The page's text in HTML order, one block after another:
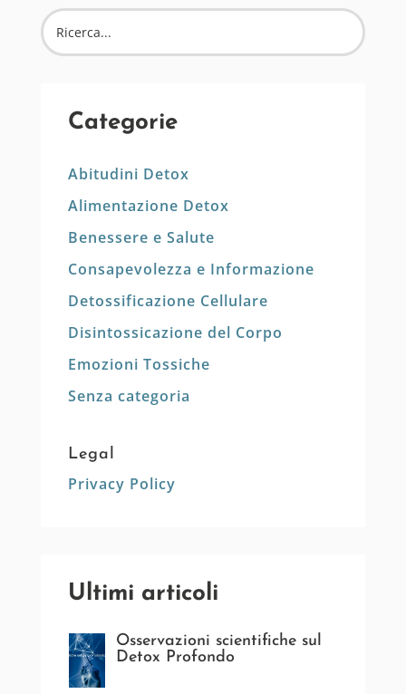
Categorie
Abitudini Detox
Alimentazione Detox
Benessere e Salute
Consapevolezza e Informazione
Detossificazione Cellulare
Disintossicazione del Corpo
Emozioni Tossiche
Senza categoria
Legal
Privacy Policy
Ultimi articoli
Osservazioni scientifiche sul
Detox Profondo